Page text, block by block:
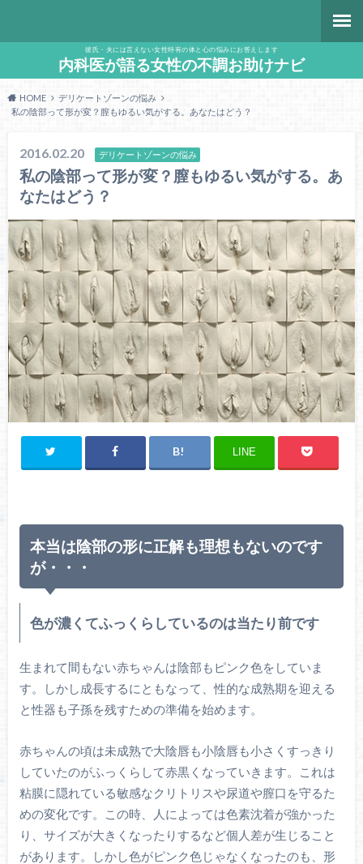
彼氏・夫には言えない女性特有の体と心の悩みにお答えします
内科医が語る女性の不調お助けナビ
HOME
デリケートゾーンの悩み
私の陰部って形が変？膣もゆるい気がする。あなたはどう？
2016.02.20 デリケートゾーンの悩み
私の陰部って形が変？膣もゆるい気がする。あ
なたはどう？
LINE
本当は陰部の形に正解も理想もないのです
が・・・
色が濃くてふっくらしているのは当たり前です
生まれて間もない赤ちゃんは陰部もピンク色をしていま
す。しかし成長するにともなって、性的な成熟期を迎える
と性器も子孫を残すための準備を始めます。
赤ちゃんの頃は未成熟で大陰唇も小陰唇も小さくすっきり
していたのがふっくらして赤黒くなっていきます。これは
粘膜に隠れている敏感なクリトリスや尿道や膣口を守るた
めの変化です。この時、人によっては色素沈着が強かった
り、サイズが大きくなったりするなど個人差が生じること
があります。しかし色がピンク色じゃなくなったのも、形